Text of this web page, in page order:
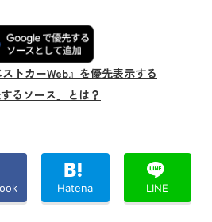
トカーWeb』を優先表示する
するソース」とは？
Hatena LINE